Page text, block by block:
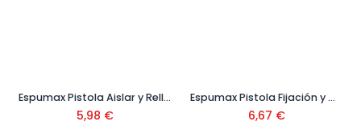
Espumax Pistola Aislar y Rellenar 750 ml Ref. 504803
5,98 €
Espumax Pistola Fijación y Montaje 750 ml Ref. 504808
6,67 €